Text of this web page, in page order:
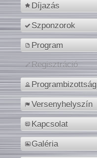
Díjazás
Szponzorok
Program
Regisztráció
Programbizottság
Versenyhelyszín
Kapcsolat
Galéria